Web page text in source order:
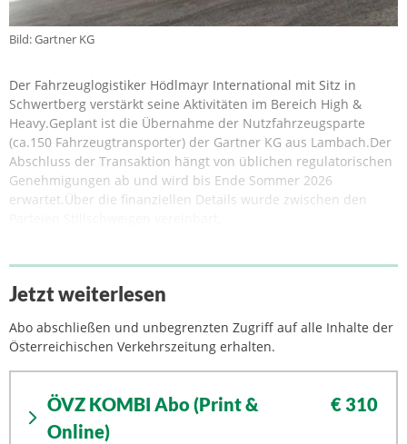
Bild: Gartner KG
Der Fahrzeuglogistiker Hödlmayr International mit Sitz in
Schwertberg verstärkt seine Aktivitäten im Bereich High &
Heavy.Geplant ist die Übernahme der Nutzfahrzeugsparte
(ca.150 Fahrzeugtransporter) der Gartner KG aus Lambach.Der
Abschluss der Transaktion hängt von üblichen regulatorischen
Genehmigungen ab und wird bis Ende Sommer 2026
erwartet.Über die finanziellen Details wurde zwischen den
Jetzt weiterlesen
Abo abschließen und unbegrenzten Zugriff auf alle Inhalte der
Österreichischen Verkehrszeitung erhalten.
ÖVZ KOMBI Abo (Print &
Online)
€ 310